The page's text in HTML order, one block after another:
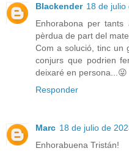
Blackender 18 de julio
Enhorabona per
pèrdua de part del
Com a solució, tinc un
conjurs que podrien
deixaré en persona...😜
Responder
Marc 18 de julio de
Enhorabuena Tristán!